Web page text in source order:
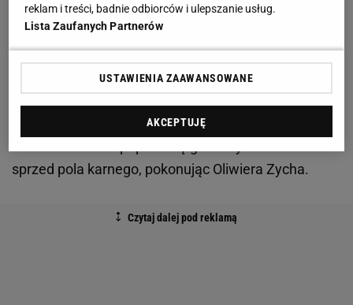
Sołowiej pewnie wykorzystał rzut karny.
minucie impuls gościom dał Tomasz Swędrowski.
sprzed pola karnego, pokonując Oliwiera Zycha.
reklam i treści, badnie odbiorców i ulepszanie usług.
Lista Zaufanych Partnerów
USTAWIENIA ZAAWANSOWANE
AKCEPTUJĘ